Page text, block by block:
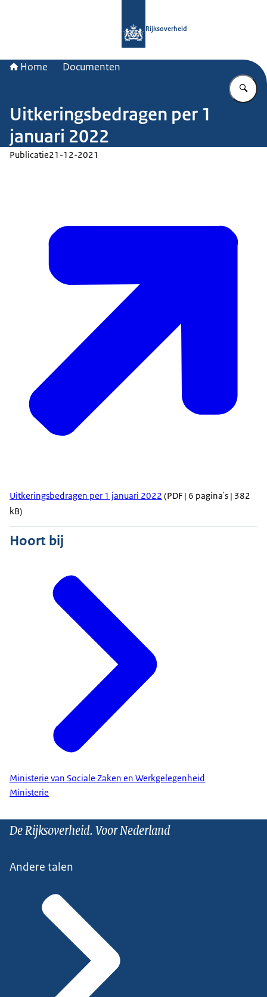
Rijksoverheid
Home Documenten
Uitkeringsbedragen per 1
januari 2022
Publicatie21-12-2021
Uitkeringsbedragen per 1 januari 2022 (PDF | 6 pagina's | 382
kB)
Hoort bij
Ministerie van Sociale Zaken en Werkgelegenheid
Ministerie
De Rijksoverheid. Voor Nederland
Andere talen